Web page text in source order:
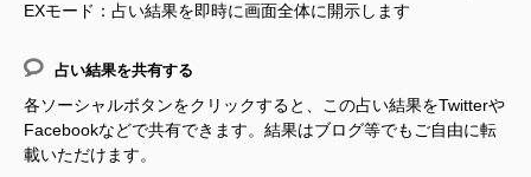
EXモード：占い結果を即時に画面全体に開示します
占い結果を共有する
各ソーシャルボタンをクリックすると、この占い結果をTwitterや
Facebookなどで共有できます。結果はブログ等でもご自由に転
載いただけます。